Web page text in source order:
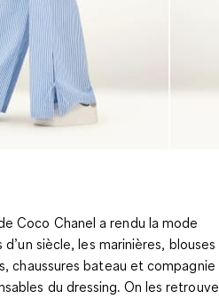
Coco Chanel a rendu la mode
siècle, les marinières, blouses
chaussures bateau et compagnie
du dressing. On les retrouve